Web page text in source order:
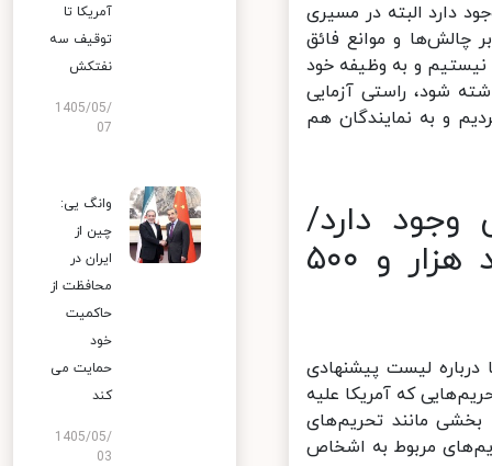
دارد البته در مسیری
چالش‌ها و موانع فائق
و به وظیفه خود
شود، راستی آزمایی
و به نمایندگان هم
دارد/
لیست تحریمی مربوط به اشخاص حدود هزار و ۵۰۰
لیست پیشنهادی
که آمریکا علیه
مانند تحریم‌های
مربوط به اشخاص
آمریکا تا
توقیف سه
نفتکش
1405/05/
07
وانگ یی:
چین از
ایران در
محافظت از
حاکمیت
خود
حمایت می
کند
1405/05/
03